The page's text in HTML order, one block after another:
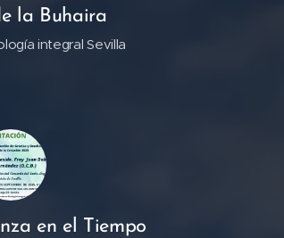
la Buhaira
integral Sevilla
en el Tiempo